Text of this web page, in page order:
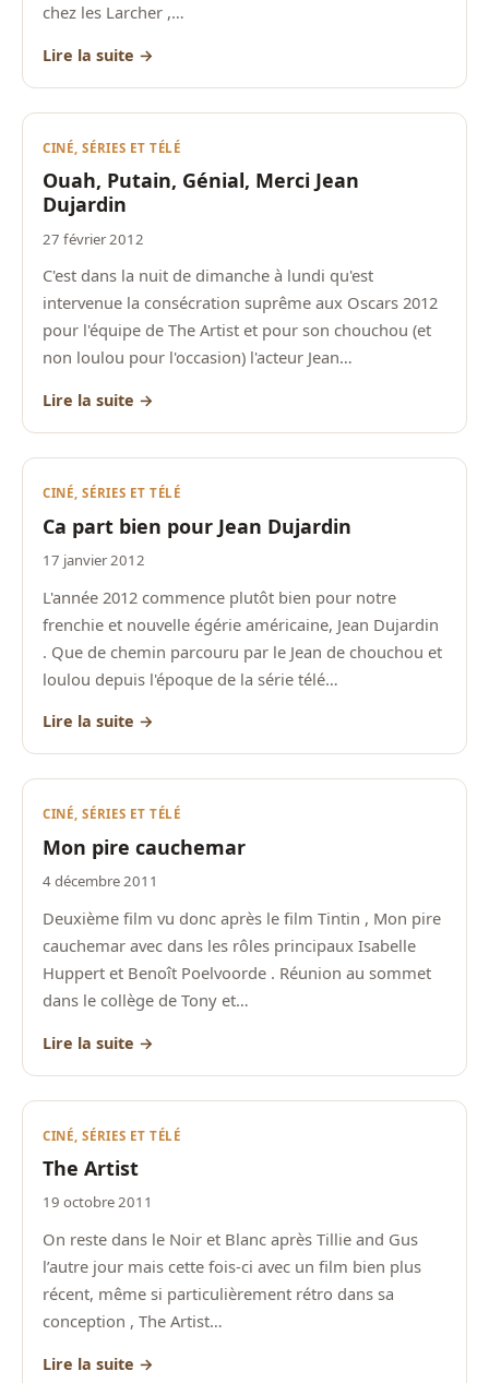
chez les Larcher ,…
Lire la suite →
CINÉ, SÉRIES ET TÉLÉ
Ouah, Putain, Génial, Merci Jean
Dujardin
27 février 2012
C'est dans la nuit de dimanche à lundi qu'est
intervenue la consécration suprême aux Oscars 2012
pour l'équipe de The Artist et pour son chouchou (et
non loulou pour l'occasion) l'acteur Jean…
Lire la suite →
CINÉ, SÉRIES ET TÉLÉ
Ca part bien pour Jean Dujardin
17 janvier 2012
L'année 2012 commence plutôt bien pour notre
frenchie et nouvelle égérie américaine, Jean Dujardin
. Que de chemin parcouru par le Jean de chouchou et
loulou depuis l'époque de la série télé…
Lire la suite →
CINÉ, SÉRIES ET TÉLÉ
Mon pire cauchemar
4 décembre 2011
Deuxième film vu donc après le film Tintin , Mon pire
cauchemar avec dans les rôles principaux Isabelle
Huppert et Benoît Poelvoorde . Réunion au sommet
dans le collège de Tony et…
Lire la suite →
CINÉ, SÉRIES ET TÉLÉ
The Artist
19 octobre 2011
On reste dans le Noir et Blanc après Tillie and Gus
l’autre jour mais cette fois-ci avec un film bien plus
récent, même si particulièrement rétro dans sa
conception , The Artist…
Lire la suite →